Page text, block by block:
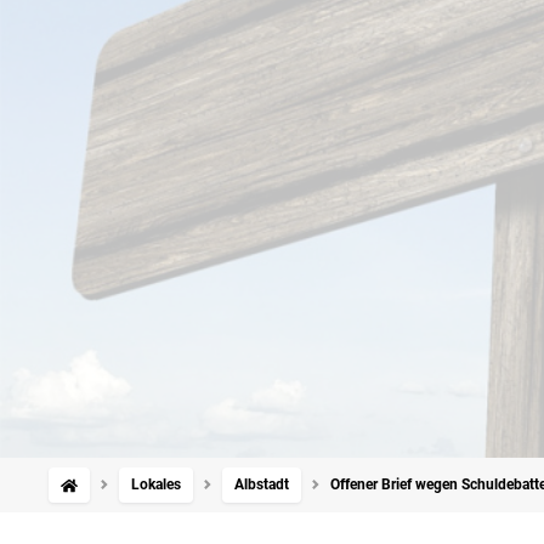
Lokales Albstadt Offener Brief wegen